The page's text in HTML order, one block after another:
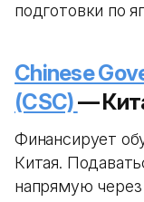
подготовки по
Chinese
(CSC)—
Финансирует
Китая.
напрямую через